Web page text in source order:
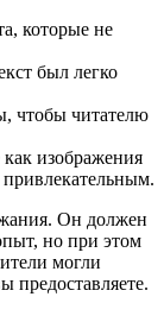
которые не
был легко
чтобы читателю
изображения
Он должен
но при этом
могли
предоставляете.